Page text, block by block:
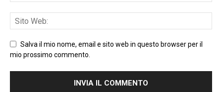
Salva il mio nome, email e sito web in questo browser per il
mio prossimo commento.